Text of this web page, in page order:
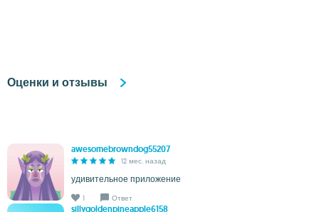
Оценки и отзывы
awesomebrowndog55207
12 мес. назад
удивительное приложение
1 Ответ
sillygoldenpineapple6158